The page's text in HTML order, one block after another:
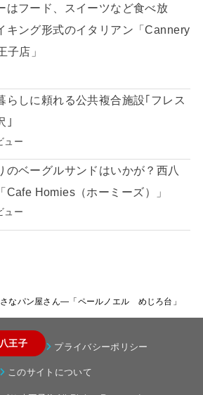
はフード、スイーツなど食べ放
キング形式のイタリアン「Cannery
子店」
らしに頼れる公共複合施設｢フレス
｣
ュー
のベーグルサンドはいかが？西八
Cafe Homies（ホーミーズ）」
ュー
なパン屋さん—「ペールノエル めじろ台」
王子 プライバシーポリシー
このサイトについて